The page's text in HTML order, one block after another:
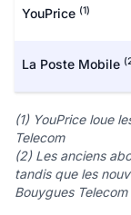
YouPrice (1)
La Poste Mobile
(1) YouPrice loue
Telecom
(2) Les anciens
tandis que les
Bouygues